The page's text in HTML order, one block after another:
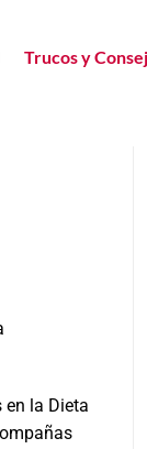
Trucos y
la Dieta